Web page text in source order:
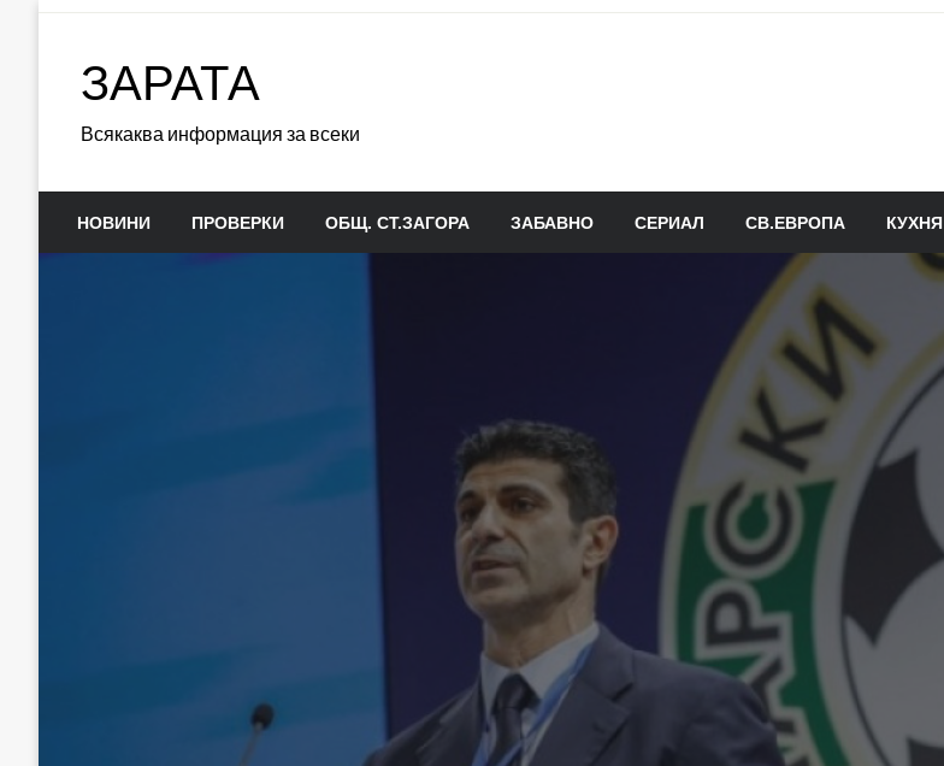
ЗАРАТА
Всякаква информация за всеки
НОВИНИ ПРОВЕРКИ ОБЩ. СТ.ЗАГОРА ЗАБАВНО СЕРИАЛ СВ.ЕВРОПА КУХНЯ